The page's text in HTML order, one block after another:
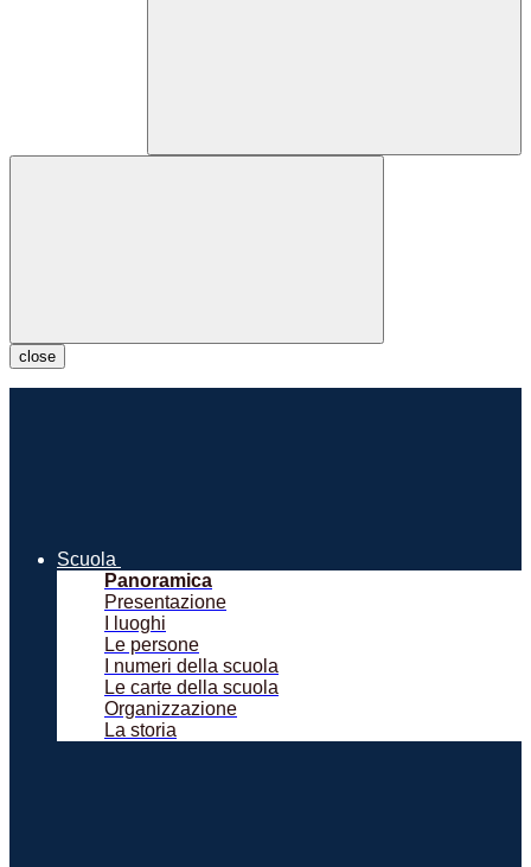
close
Scuola
Panoramica
Presentazione
I luoghi
Le persone
I numeri della scuola
Le carte della scuola
Organizzazione
La storia